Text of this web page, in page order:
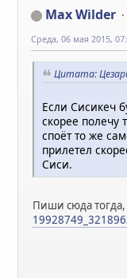
Max Wilder
Среда, 06 мая 2015,
Цитата:
Если Сисикеч
скорее полечу
споёт то же
прилетел
Сиси.
Пиши сюда